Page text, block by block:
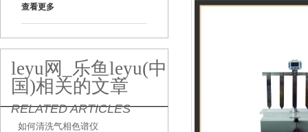
查看更多
leyu网_乐鱼leyu(中
国)相关的文章
RELATED ARTICLES
如何清洗气相色谱仪